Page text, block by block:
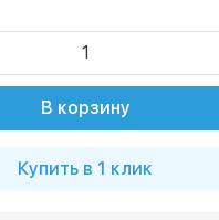
В корзину
Купить в 1 клик